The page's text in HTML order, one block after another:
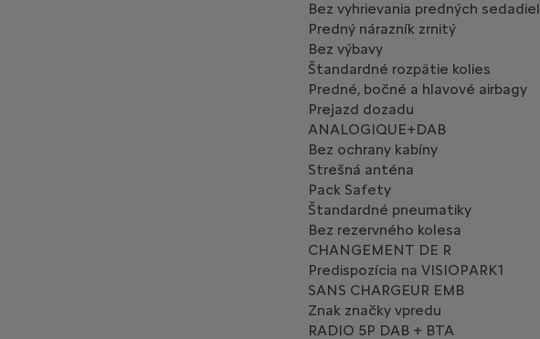
Bez vyhrievania predných sedadiel
Predný nárazník zrnitý
Bez výbavy
Štandardné rozpätie kolies
Predné, bočné a hlavové airbagy
Prejazd dozadu
ANALOGIQUE+DAB
Bez ochrany kabíny
Strešná anténa
Pack Safety
Štandardné pneumatiky
Bez rezervného kolesa
CHANGEMENT DE R
Predispozícia na VISIOPARK1
SANS CHARGEUR EMB
Znak značky vpredu
RADIO 5P DAB + BTA